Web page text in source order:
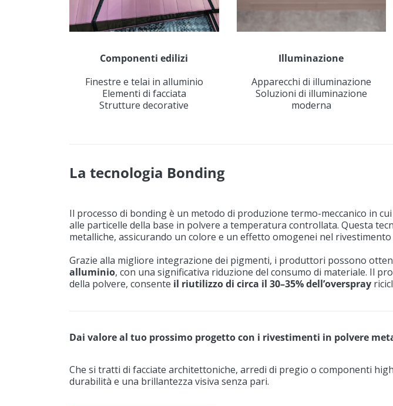
Componenti edilizi
Finestre e telai in alluminio
Elementi di facciata
Strutture decorative
Illuminazione
Apparecchi di illuminazione
Soluzioni di illuminazione
moderna
La tecnologia Bonding
Il processo di bonding è un metodo di produzione termo-meccanico in
alle particelle della base in polvere a temperatura controllata. Questa
metalliche, assicurando un colore e un effetto omogenei nel rivestimento
Grazie alla migliore integrazione dei pigmenti, i produttori possono
alluminio, con una significativa riduzione del consumo di materiale. Il
della polvere, consente il riutilizzo di circa il 30–35% dell’overspray
Dai valore al tuo prossimo progetto con i rivestimenti in polvere
Che si tratti di facciate architettoniche, arredi di pregio o componenti
durabilità e una brillantezza visiva senza pari.